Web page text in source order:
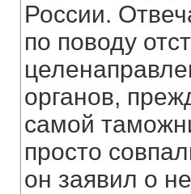
России.
по поводу
органов,
самой
просто
он заявил о